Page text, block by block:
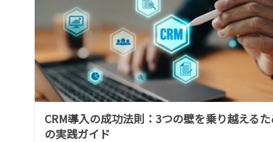
CRM導入の成功法則：3つの壁を乗り越える
の実践ガイド